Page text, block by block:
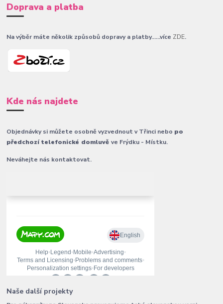
Doprava a platba
Na výběr máte několik způsobů dopravy a platby......více ZDE.
Kde nás najdete
Objednávky si můžete osobně vyzvednout v Třinci nebo po
předchozí telefonické domluvěve Frýdku - Místku.
Neváhejte nás kontaktovat.
Naše další projekty